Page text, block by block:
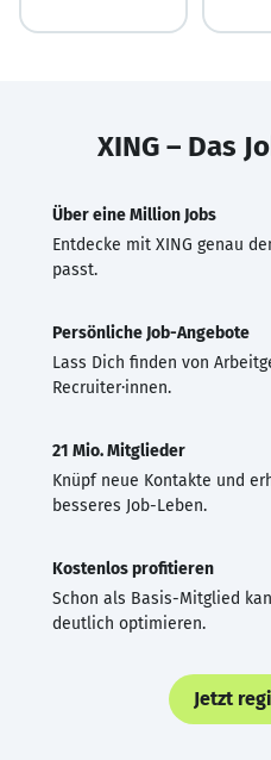
XING – Das
Über eine Million Jobs
Entdecke mit XING genau
passt.
Persönliche Job-Angebote
Lass Dich finden von
Recruiter·innen.
21 Mio. Mitglieder
Knüpf neue Kontakte und
besseres Job-Leben.
Kostenlos profitieren
Schon als Basis-Mitglied
deutlich optimieren.
Jetzt